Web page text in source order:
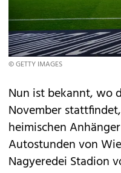
© GETTY IMAGES
Nun ist bekannt, wo
November
heimischen
Autostunden von
Nagyeredei Stadion